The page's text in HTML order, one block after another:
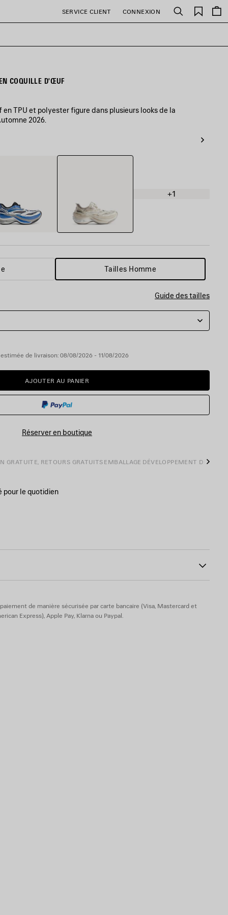
SERVICE CLIENT CONNEXION Rechercher
COQUILLE D'ŒUF
TPU et polyester figure dans plusieurs looks de la
2026.
Coquille
+1
Tailles Homme
Guide des tailles
de livraison: 08/08/2026 - 11/08/2026
AJOUTER
AU
AJOUTER AU PANIER
VEUILLEZ
SÉLECTIONNER
TAILLE
Réserver en boutique
GRATUITE, RETOURS GRATUITS EMBALLAGE DÉVELOPPEMENT DURABLE
pour le quotidien
sur la tige
et à l’arrière
de manière sécurisée par carte bancaire (Visa, Mastercard et
Express), Apple Pay, Klarna ou Paypal.